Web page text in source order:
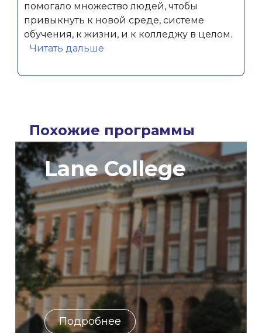
помогало множество людей, чтобы
привыкнуть к новой среде, системе
обучения, к жизни, и к колледжу в целом.
Читать дальше
Похожие программы
Lane College
Подробнее